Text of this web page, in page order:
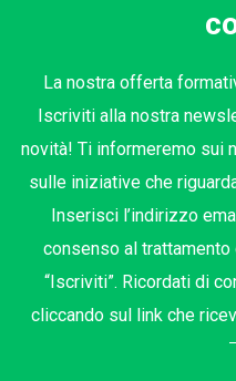
La nostra offerta
Iscriviti alla nostra
novità! Ti informeremo sui
sulle iniziative che
Inserisci l’indirizzo
consenso al
“Iscriviti”. Ricordati di
cliccando sul link che